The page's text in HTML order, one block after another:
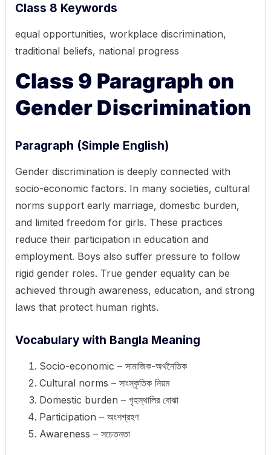
Class 8 Keywords
equal opportunities, workplace discrimination,
traditional beliefs, national progress
Class 9 Paragraph on
Gender Discrimination
Paragraph (Simple English)
Gender discrimination is deeply connected with
socio-economic factors. In many societies, cultural
norms support early marriage, domestic burden,
and limited freedom for girls. These practices
reduce their participation in education and
employment. Boys also suffer pressure to follow
rigid gender roles. True gender equality can be
achieved through awareness, education, and strong
laws that protect human rights.
Vocabulary with Bangla Meaning
Socio-economic – সামাজিক-অর্থনৈতিক
Cultural norms – সাংস্কৃতিক নিয়ম
Domestic burden – গৃহস্থালির বোঝা
Participation – অংশগ্রহণ
Awareness – সচেতনতা